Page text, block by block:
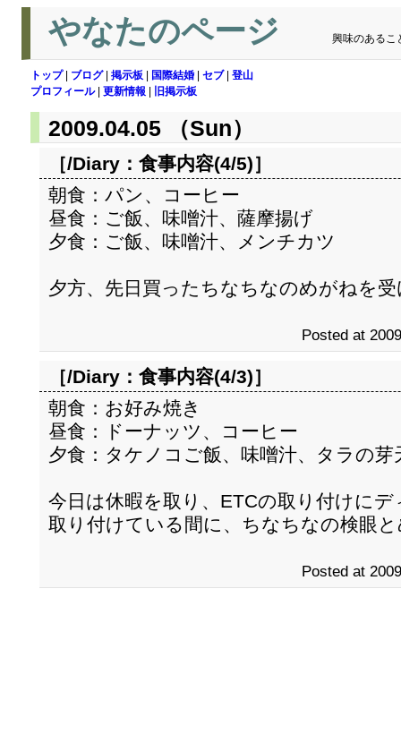
やなたのページ 興味のあるこ
トップ| ブログ| 掲示板 国際結婚 セブ| 登山
プロフィール| 更新情報 旧掲示板
2009.04.05 （Sun）
［/Diary： 食事内容(4/5)］
朝食：パン、コーヒー
昼食：ご飯、味噌汁、薩摩揚げ
夕食：ご飯、味噌汁、メンチカツ
夕方、先日買ったちなちなのめがねを
Posted at
［/Diary： 食事内容(4/3)］
朝食：お好み焼き
昼食：ドーナッツ、コーヒー
夕食：タケノコご飯、味噌汁、タラの芽
今日は休暇を取り、ETCの取り付けに
取り付けている間に、ちなちなの検眼
Posted at